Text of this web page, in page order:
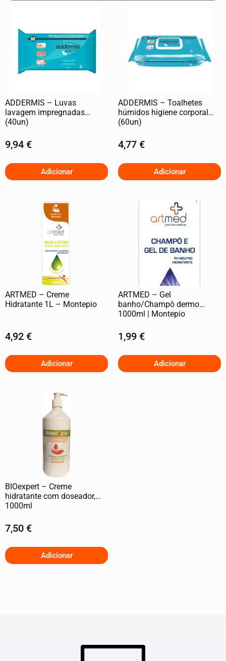
ADDERMIS – Luvas
lavagem impregnadas
(40un)
9,94 €
Adicionar
ADDERMIS – Toalhetes
húmidos higiene corporal
(60un)
4,77 €
Adicionar
ARTMED – Creme
Hidratante 1L – Montepio
4,92 €
Adicionar
ARTMED – Gel
banho/Champô dermo
1000ml | Montepio
1,99 €
Adicionar
BIOexpert – Creme
hidratante com doseador,
1000ml
7,50 €
Adicionar